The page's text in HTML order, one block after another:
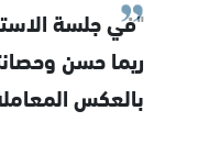
"في جلسة
ريما حسن
بالعكس